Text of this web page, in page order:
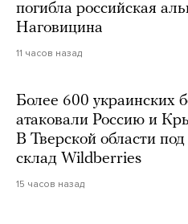
погибла российская
Наговицина
11 часов назад
Более 600 украинских
атаковали Россию и
В Тверской области
склад Wildberries
15 часов назад